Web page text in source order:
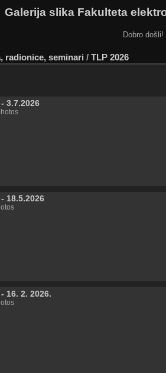
Galerija slika Fakulteta
Dobro došli!
radionice, seminari / TLP 2026
3.7.2026
18.5.2026
16. 2. 2026.